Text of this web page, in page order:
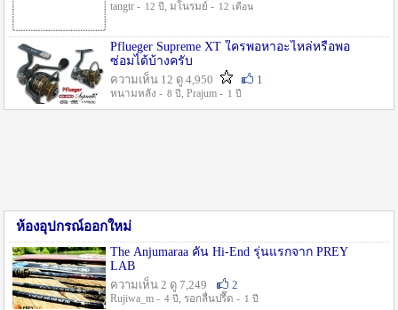
tangtr - 12 ปี , มโนรมย์ - 12 เดือน
Pflueger Supreme XT ใครพอหาอะไหล่หรือพอ
ซ่อมได้บ้างครับ
ความเห็น 12 ดู 4,950
1
หนามหลัง - 8 ปี , Prajum - 1 ปี
ห้องอุปกรณ์ออกใหม่
The Anjumaraa คัน Hi-End รุ่นแรกจาก PREY
LAB
ความเห็น 2 ดู 7,249
2
Rujiwa_m - 4 ปี , รอกลื่นปรื๊ด - 1 ปี